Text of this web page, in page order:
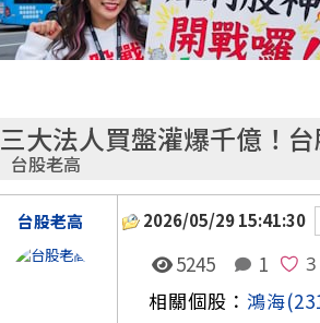
三大法人買盤灌爆千億！
台股老高
台股老高 2026/05/29 15:41:30
5245 1
相關個股： 鴻海